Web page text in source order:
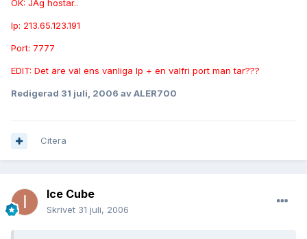
OK: JAg hostar..
Ip: 213.65.123.191
Port: 7777
EDIT: Det äre väl ens vanliga Ip + en valfri port man tar???
Redigerad 31 juli, 2006 av ALER700
Citera
Ice Cube
Skrivet 31 juli, 2006